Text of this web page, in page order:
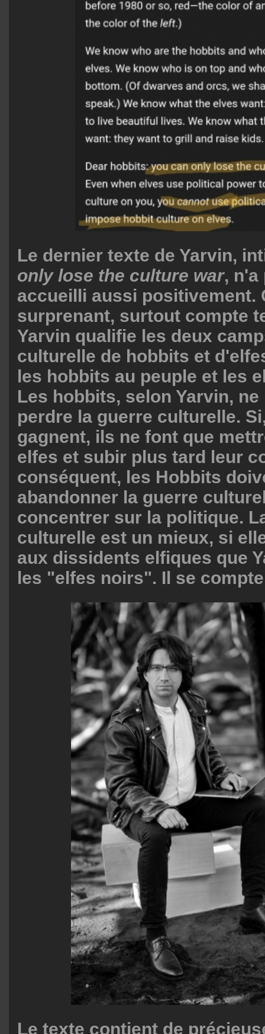
Le dernier texte de Yarvin,
only lose the culture war, n'a
accueilli aussi positivement.
surprenant, surtout compte
Yarvin qualifie les deux
culturelle de hobbits et
les hobbits au peuple et les
Les hobbits, selon Yarvin,
perdre la guerre culturelle.
gagnent, ils ne font que
elfes et subir plus tard leur
conséquent, les Hobbits
abandonner la guerre
concentrer sur la politique.
culturelle est un mieux, si
aux dissidents elfiques que
les "elfes noirs". Il se
Le texte contient de